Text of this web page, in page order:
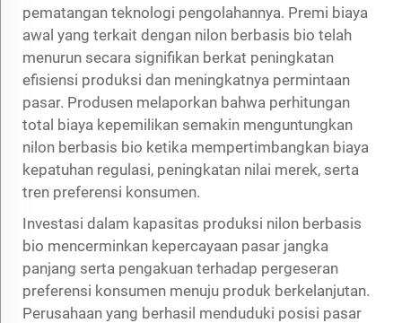
pematangan teknologi pengolahannya. Premi biaya
awal yang terkait dengan nilon berbasis bio telah
menurun secara signifikan berkat peningkatan
efisiensi produksi dan meningkatnya permintaan
pasar. Produsen melaporkan bahwa perhitungan
total biaya kepemilikan semakin menguntungkan
nilon berbasis bio ketika mempertimbangkan biaya
kepatuhan regulasi, peningkatan nilai merek, serta
tren preferensi konsumen.
Investasi dalam kapasitas produksi nilon berbasis
bio mencerminkan kepercayaan pasar jangka
panjang serta pengakuan terhadap pergeseran
preferensi konsumen menuju produk berkelanjutan.
Perusahaan yang berhasil menduduki posisi pasar